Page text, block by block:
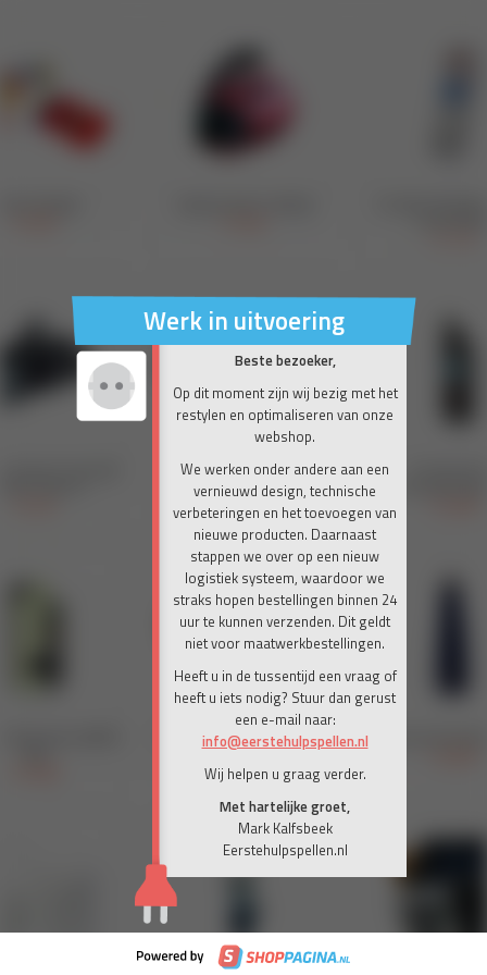
Werk in uitvoering
Beste bezoeker,
Op dit moment zijn wij bezig met het
restylen en optimaliseren van onze
webshop.
We werken onder andere aan een
vernieuwd design, technische
verbeteringen en het toevoegen van
nieuwe producten. Daarnaast
stappen we over op een nieuw
logistiek systeem, waardoor we
straks hopen bestellingen binnen 24
uur te kunnen verzenden. Dit geldt
niet voor maatwerkbestellingen.
Heeft u in de tussentijd een vraag of
heeft u iets nodig? Stuur dan gerust
een e-mail naar:
info@eerstehulpspellen.nl
Wij helpen u graag verder.
Met hartelijke groet,
Mark Kalfsbeek
Eerstehulpspellen.nl